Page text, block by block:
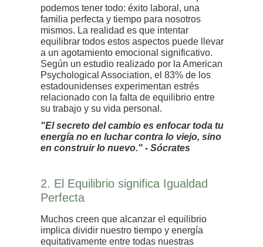
podemos tener todo: éxito laboral, una
familia perfecta y tiempo para nosotros
mismos. La realidad es que intentar
equilibrar todos estos aspectos puede llevar
a un agotamiento emocional significativo.
Según un estudio realizado por la American
Psychological Association, el 83% de los
estadounidenses experimentan estrés
relacionado con la falta de equilibrio entre
su trabajo y su vida personal.
"El secreto del cambio es enfocar toda tu
energía no en luchar contra lo viejo, sino
en construir lo nuevo." - Sócrates
2. El Equilibrio significa Igualdad
Perfecta
Muchos creen que alcanzar el equilibrio
implica dividir nuestro tiempo y energía
equitativamente entre todas nuestras